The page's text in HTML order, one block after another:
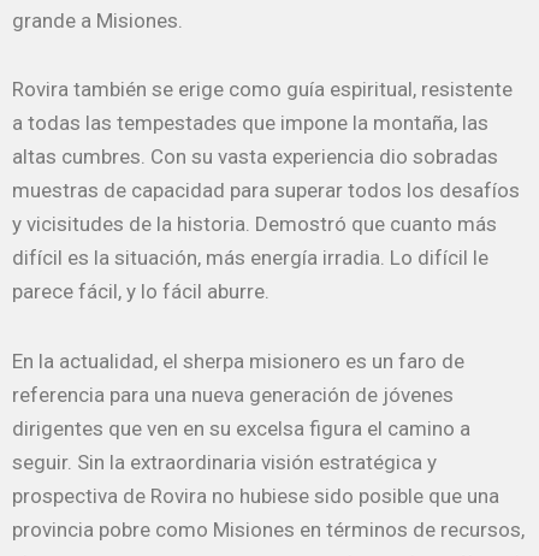
grande a Misiones.
Rovira también se erige como guía espiritual, resistente
a todas las tempestades que impone la montaña, las
altas cumbres. Con su vasta experiencia dio sobradas
muestras de capacidad para superar todos los desafíos
y vicisitudes de la historia. Demostró que cuanto más
difícil es la situación, más energía irradia. Lo difícil le
parece fácil, y lo fácil aburre.
En la actualidad, el sherpa misionero es un faro de
referencia para una nueva generación de jóvenes
dirigentes que ven en su excelsa figura el camino a
seguir. Sin la extraordinaria visión estratégica y
prospectiva de Rovira no hubiese sido posible que una
provincia pobre como Misiones en términos de recursos,